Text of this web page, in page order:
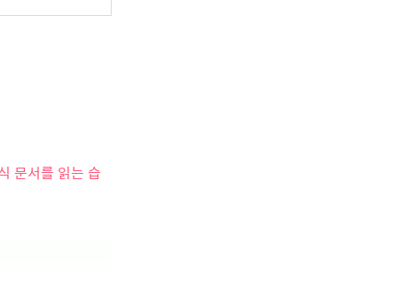
문서를 읽는 습